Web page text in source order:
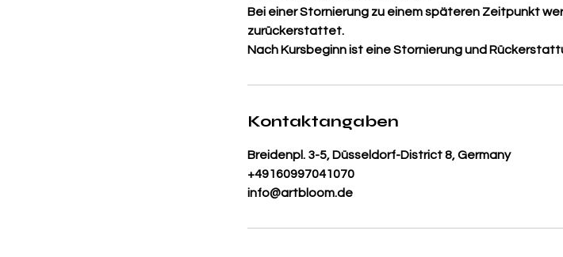
Bei einer Stornierung zu einem späteren Zeitpunkt
zurückerstattet.
Nach Kursbeginn ist eine Stornierung und
Kontaktangaben
Breidenpl. 3-5, Düsseldorf-District 8, Germany
+49160997041070
info@artbloom.de